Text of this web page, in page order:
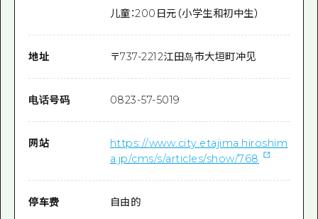
儿童：200日元（小学生和初中生）
地址 〒737-2212江田岛市大垣町冲见
电话号码 0823-57-5019
网站
https://www.city.etajima.hiroshim
a.jp/cms/s/articles/show/768
停车费 自由的